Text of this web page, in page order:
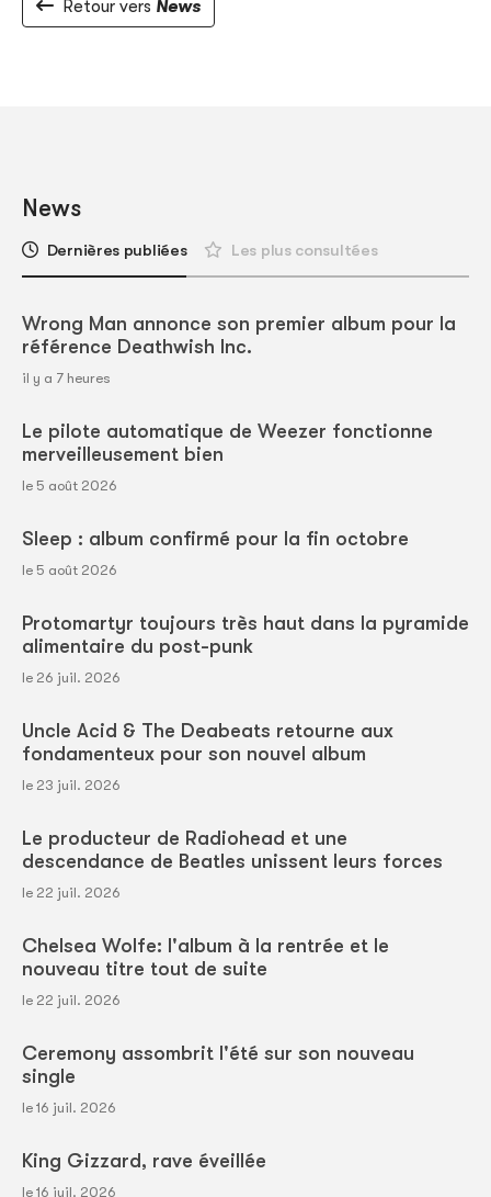
Retour vers News
News
Dernières publiées Les plus consultées
Wrong Man annonce son premier album pour la
référence Deathwish Inc.
il y a 7 heures
Le pilote automatique de Weezer fonctionne
merveilleusement bien
le 5 août 2026
Sleep : album confirmé pour la fin octobre
le 5 août 2026
Protomartyr toujours très haut dans la pyramide
alimentaire du post-punk
le 26 juil. 2026
Uncle Acid & The Deabeats retourne aux
fondamenteux pour son nouvel album
le 23 juil. 2026
Le producteur de Radiohead et une
descendance de Beatles unissent leurs forces
le 22 juil. 2026
Chelsea Wolfe: l'album à la rentrée et le
nouveau titre tout de suite
le 22 juil. 2026
Ceremony assombrit l'été sur son nouveau
single
le 16 juil. 2026
King Gizzard, rave éveillée
le 16 juil. 2026